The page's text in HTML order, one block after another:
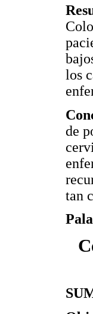
los
de
tan